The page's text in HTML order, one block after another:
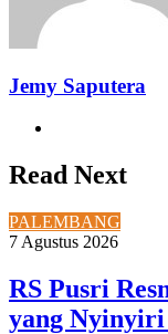
Jemy Saputera
Read Next
PALEMBANG
7 Agustus 2026
RS Pusri
yang Nyinyiri